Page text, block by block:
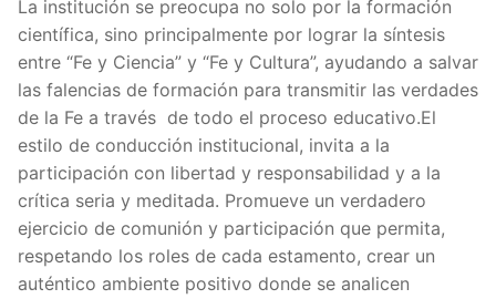
La institución se preocupa no solo por la formación
científica, sino principalmente por lograr la síntesis
entre “Fe y Ciencia” y “Fe y Cultura”, ayudando a salvar
las falencias de formación para transmitir las verdades
de la Fe a través de todo el proceso educativo.El
estilo de conducción institucional, invita a la
participación con libertad y responsabilidad y a la
crítica seria y meditada. Promueve un verdadero
ejercicio de comunión y participación que permita,
respetando los roles de cada estamento, crear un
auténtico ambiente positivo donde se analicen